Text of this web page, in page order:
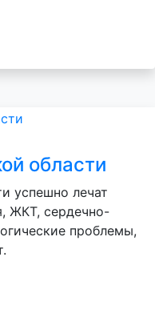
области
успешно лечат
ЖКТ, сердечно-
проблемы,